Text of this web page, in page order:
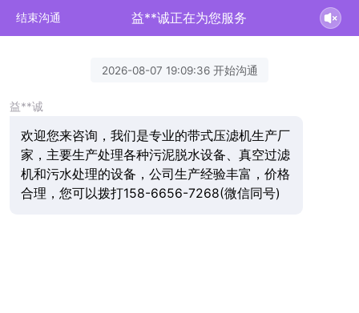
结束沟通 益**诚正在为您服务
2026-08-07 19:09:36 开始沟通
益**诚
欢迎您来咨询，我们是专业的带式压滤机生产厂
家，主要生产处理各种污泥脱水设备、真空过滤
机和污水处理的设备，公司生产经验丰富，价格
合理，您可以拨打158-6656-7268(微信同号)